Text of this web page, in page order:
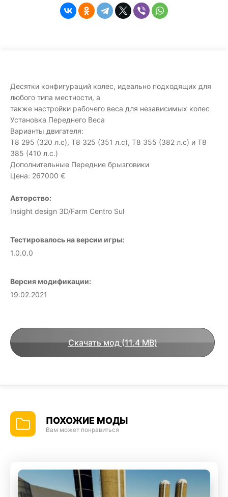
Десятки конфигураций колес, идеально подходящих для
любого типа местности, а
также настройки рабочего веса для независимых колес
Установка Переднего Веса
Варианты двигателя:
Т8 295 (320 л.с), Т8 325 (351 л.с), Т8 355 (382 л.с) и T8
385 (410 л.с.)
Дополнительные Передние брызговики
Цена: 267000 €
Авторство:
Insight design 3D/Farm Centro Sul
Тестировалось на версии игры:
1.0.0.0
Версия модификации:
19.02.2021
Скачать мод (11.4 MB)
ПОХОЖИЕ МОДЫ
Вам может понравиться